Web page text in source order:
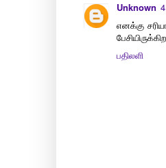
Unknown
எனக்கு
பதிலளி